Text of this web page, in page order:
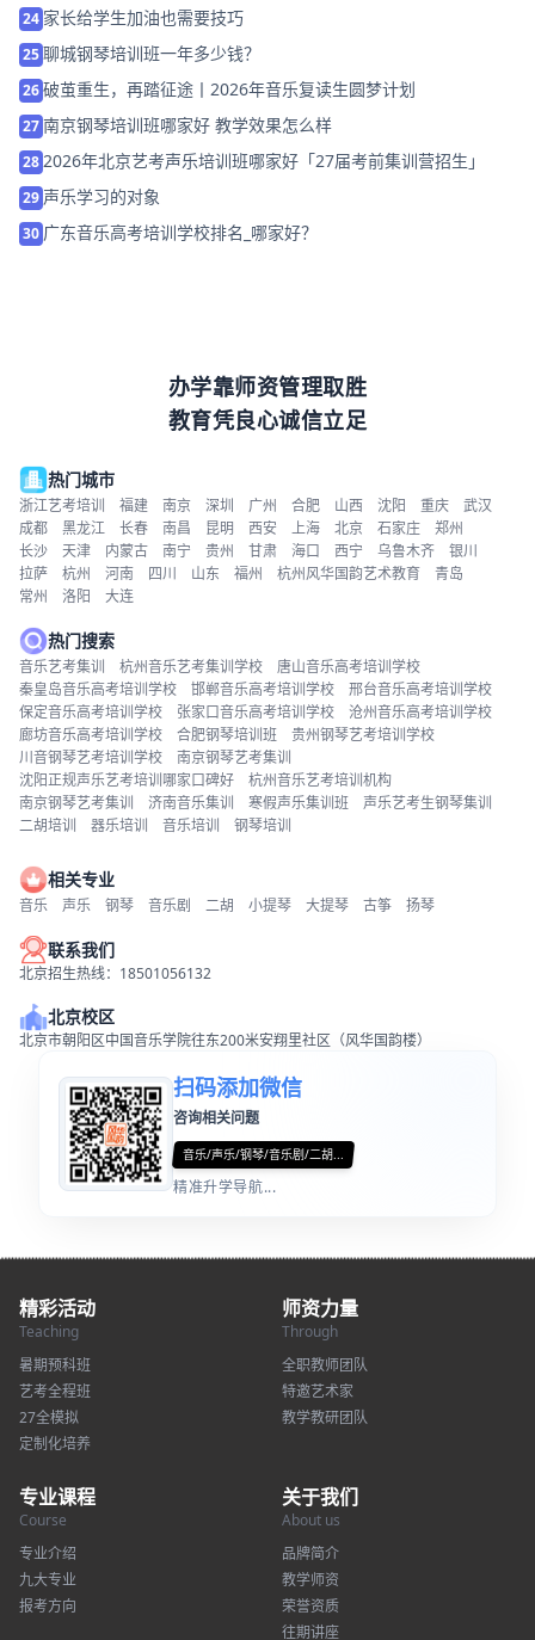
24 家长给学生加油也需要技巧
25聊城钢琴培训班一年多少钱？
26破茧重生，再踏征途丨2026年音乐复读生圆梦计划
27 南京钢琴培训班哪家好 教学效果怎么样
28 2026年北京艺考声乐培训班哪家好「27届考前集训营招生」
29 声乐学习的对象
30 广东音乐高考培训学校排名_哪家好？
办学靠师资管理取胜
教育凭良心诚信立足
热门城市
浙江艺考培训 福建 南京 深圳 广州 合肥 山西 沈阳 重庆
武汉
成都
黑龙江 长春 南昌 昆明 西安 上海 北京 石家庄
郑州
长沙
天津 内蒙古 南宁 贵州 甘肃 海口 西宁 乌鲁木齐
银川
拉萨
杭州 河南 四川 山东 福州 杭州风华国韵艺术教育
青岛
常州
洛阳 大连
热门搜索
音乐艺考集训 杭州音乐艺考集训学校
唐山音乐高考培训学校
秦皇岛音乐高考培训学校
邯郸音乐高考培训学校
邢台音乐高考培训学校
保定音乐高考培训学校
张家口音乐高考培训学校
沧州音乐高考培训学校
廊坊音乐高考培训学校
合肥钢琴培训班
贵州钢琴艺考培训学校
川音钢琴艺考培训学校
南京钢琴艺考集训
沈阳正规声乐艺考培训哪家口碑好
杭州音乐艺考培训机构
南京钢琴艺考集训
济南音乐集训 寒假声乐集训班
声乐艺考生钢琴集训
二胡培训
器乐培训 音乐培训 钢琴培训
相关专业
音乐 声乐 钢琴 音乐剧 二胡 小提琴 大提琴 古筝 扬琴
联系我们
北京招生热线：18501056132
北京校区
北京市朝阳区中国音乐学院往东200米安翔里社区（风华国韵楼）
扫码添加微信
咨询相关问题
音乐/声乐/钢琴/音乐剧/二胡...
精准升学导航...
精彩活动
Teaching
暑期预科班
艺考全程班
27全模拟
定制化培养
师资力量
Through
全职教师团队
特邀艺术家
教学教研团队
专业课程
Course
专业介绍
九大专业
报考方向
关于我们
About us
品牌简介
教学师资
荣誉资质
往期讲座